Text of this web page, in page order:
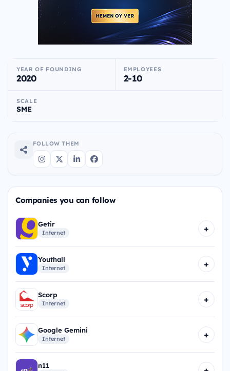
YEAR OF FOUNDING
2020
EMPLOYEES
2-10
SCALE
SME
FOLLOW THEM
Companies you can follow
Getir
Internet +
Youthall
Internet +
Scorp
Internet +
Google Gemini
Internet +
n11